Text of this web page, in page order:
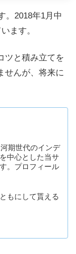
。2018年1月中
ます。
ツと積み立てを
せんが、将来に
期世代のインデ
中心とした当サ
。プロフィール
もにして貰える